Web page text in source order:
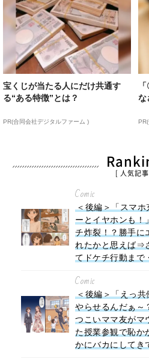
宝くじが当たる人にだけ共通す
る“ある特徴”とは？
PR(合同会社デジタルファーム )
な
[ 人気記
Comic
＜後編＞「スマ
ーとイヤホンも！
チ炸裂！？勝手に
れたかと思えば⇒
てドケチ行動まで
Comic
＜後編＞「えっ
やらせるんだぁ～
つこいママ友が
た授業参観で恥か
かにバカにしてき